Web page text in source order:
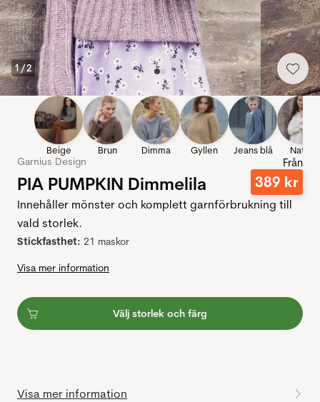
1/2
Beige Brun Dimma Gyllen Jeans blå Natur
Garnius Design
PIA PUMPKIN Dimmelila
Från
389 kr
Innehåller mönster och komplett garnförbrukning till
vald storlek.
Stickfasthet: 21 maskor
Visa mer information
Välj storlek och färg
Visa mer information